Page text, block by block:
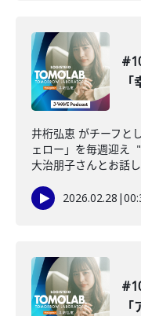
井桁弘恵 がチーフと
ェロー」を毎週迎え
大治朋子さんとお話
2026.02.28 |